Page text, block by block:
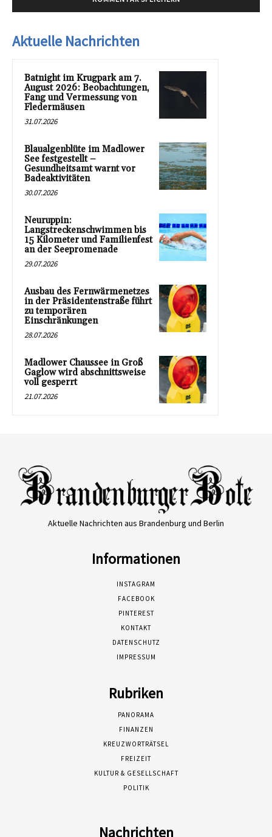
Aktuelle Nachrichten
Batnight im Krugpark am 7.
August 2026: Beobachtungen,
Fang und Vermessung von
Fledermäusen
31.07.2026
Blaualgenblüte im Madlower
See festgestellt –
Gesundheitsamt warnt vor
Badeaktivitäten
30.07.2026
Neuruppin:
Langstreckenschwimmen bis
15 Kilometer und Familienfest
an der Seepromenade
29.07.2026
Ausbau des Fernwärmenetzes
in der Präsidentenstraße führt
zu temporären
Einschränkungen
28.07.2026
Madlower Chaussee in Groß
Gaglow wird abschnittsweise
voll gesperrt
21.07.2026
Aktuelle Nachrichten aus Brandenburg und Berlin
Informationen
INSTAGRAM
FACEBOOK
PINTEREST
KONTAKT
DATENSCHUTZ
IMPRESSUM
Rubriken
PANORAMA
FINANZEN
KREUZWORTRÄTSEL
FREIZEIT
KULTUR & GESELLSCHAFT
POLITIK
Nachrichten